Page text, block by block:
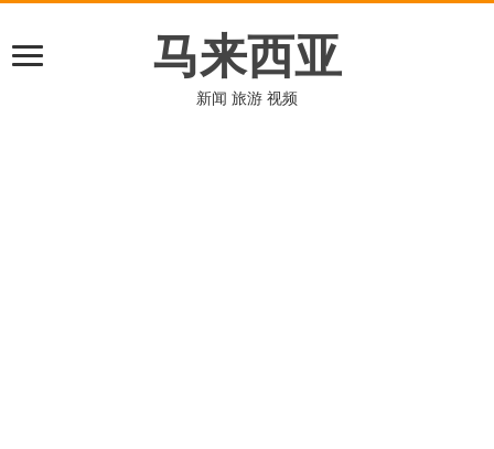
马来西亚
新闻 旅游 视频